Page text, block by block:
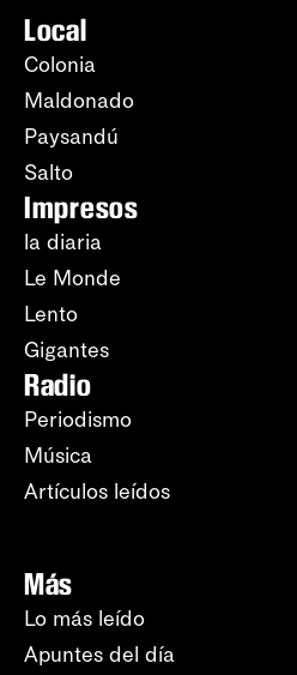
Local
Colonia
Maldonado
Paysandú
Salto
Impresos
la diaria
Le Monde
Lento
Gigantes
Radio
Periodismo
Música
Artículos leídos
Más
Lo más leído
Apuntes del día